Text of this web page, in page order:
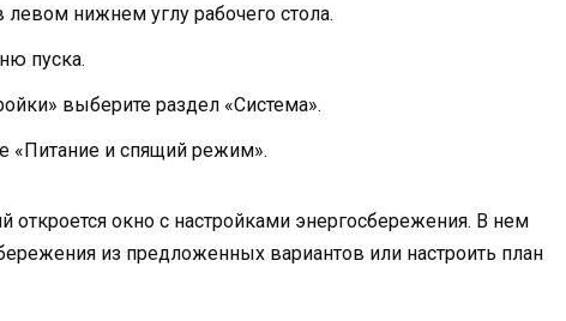
нижнем углу рабочего стола.
пуска.
выберите раздел «Система».
«Питание и спящий режим».
откроется окно с настройками энергосбережения. В нем
из предложенных вариантов или настроить план